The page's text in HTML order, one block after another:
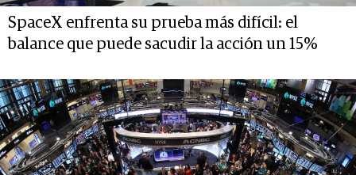
SpaceX enfrenta su prueba más difícil: el
balance que puede sacudir la acción un 15%